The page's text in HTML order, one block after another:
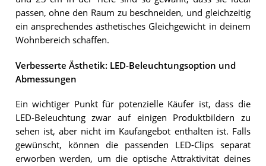
passen, ohne den Raum zu beschneiden, und gleichzeitig
ein ansprechendes ästhetisches Gleichgewicht in deinem
Wohnbereich schaffen.
Verbesserte Ästhetik: LED-Beleuchtungsoption und
Abmessungen
Ein wichtiger Punkt für potenzielle Käufer ist, dass die
LED-Beleuchtung zwar auf einigen Produktbildern zu
sehen ist, aber nicht im Kaufangebot enthalten ist. Falls
gewünscht, können die passenden LED-Clips separat
erworben werden, um die optische Attraktivität deines